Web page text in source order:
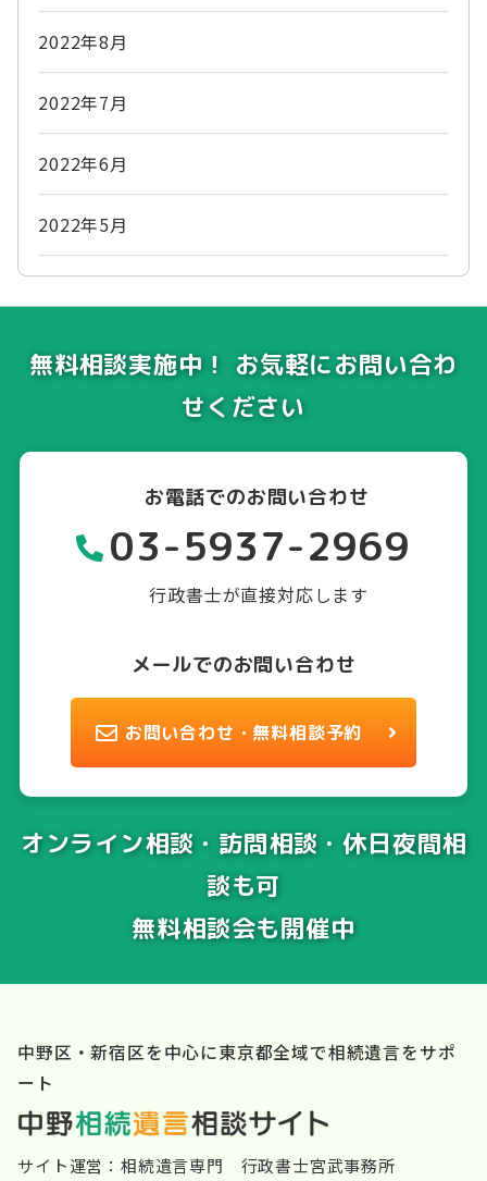
2022年8月
2022年7月
2022年6月
2022年5月
無料相談実施中！ お気軽にお問い合わ
せください
お電話でのお問い合わせ
03-5937-2969
行政書士が直接対応します
メールでのお問い合わせ
お問い合わせ・無料相談予約
オンライン相談・訪問相談・休日夜間相
談も可
無料相談会も開催中